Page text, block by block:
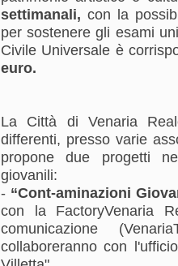
settimanali,con la
per sostenere gli esami
Civile Universale è
euro.
La Città di Venaria
differenti, presso varie
propone due progetti
giovanili:
- “Cont-aminazioni
con la FactoryVenaria
comunicazione
collaboreranno con